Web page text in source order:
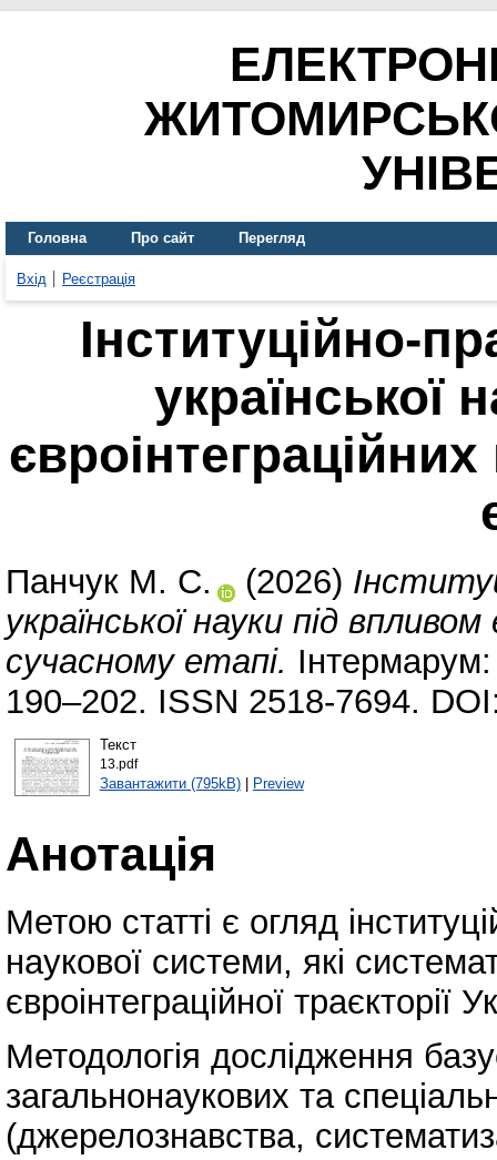
Головна Про сайт Перегляд
Вхід Реєстрація
Інституційно-
української
Панчук М. С. (2026)
української науки під
сучасному етапі.
190–202. ISSN 2518-7694.
Текст
13.pdf
Завантажити (795kB)| Preview
Анотація
Метою статті є огляд
наукової системи, які
євроінтеграційної траєкторії
Методологія дослідження
загальнонаукових та
(джерелознавства,